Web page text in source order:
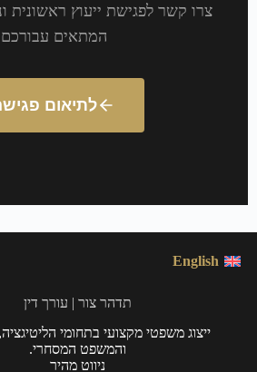
צרו קשר לפגישת ייעוץ ראשונית
המתאים עבורכם
לתיאום
English
תדהר צור | עורך דין
ייצוג משפטי מקצועי בתחומי
והמשפט המסחרי.
ניווט מהיר